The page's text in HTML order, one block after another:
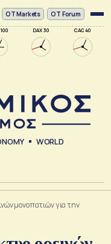
DAX 30 CAC 40
ΟΤ Markets OT Forum
WORLD
μονοπατιών για την